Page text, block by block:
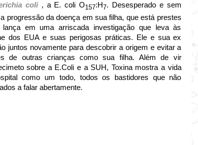
coli, a E. coli O157:H7. Desesperado e sem
progressão da doença em sua filha, que está prestes
em uma arriscada investigação que leva às
dos EUA e suas perigosas práticas. Ele e sua ex
juntos novamente para descobrir a origem e evitar a
de outras crianças como sua filha. Além de vir
sobre a E.Coli e a SUH, Toxina mostra a vida
como um todo, todos os bastidores que não
a falar abertamente.